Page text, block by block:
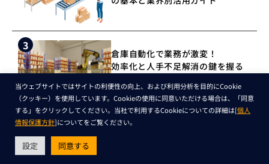
3
倉庫自動化で業務が激変！
効率化と人手不足解消の鍵を握る
4
当ウェブサイトではサイトの利便性の向上、および利用分析を目的にCookie
（クッキー）を使用しています。Cookieの使用に同意いただける場合は、「同意
する」をクリックしてください。当社で利用するCookieについての詳細は[個人
情報保護方針]についてをご覧ください。
設定 同意する